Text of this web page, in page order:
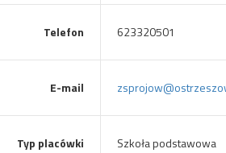
Telefon 623320501
E-mail
Typ placówki Szkoła podstawowa